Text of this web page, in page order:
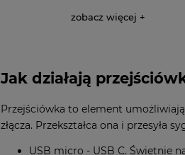
zobacz więcej
Jak działają
Przejściówka to element
złącza. Przekształca ona i przesyła
USB micro - USB C. Świetnie